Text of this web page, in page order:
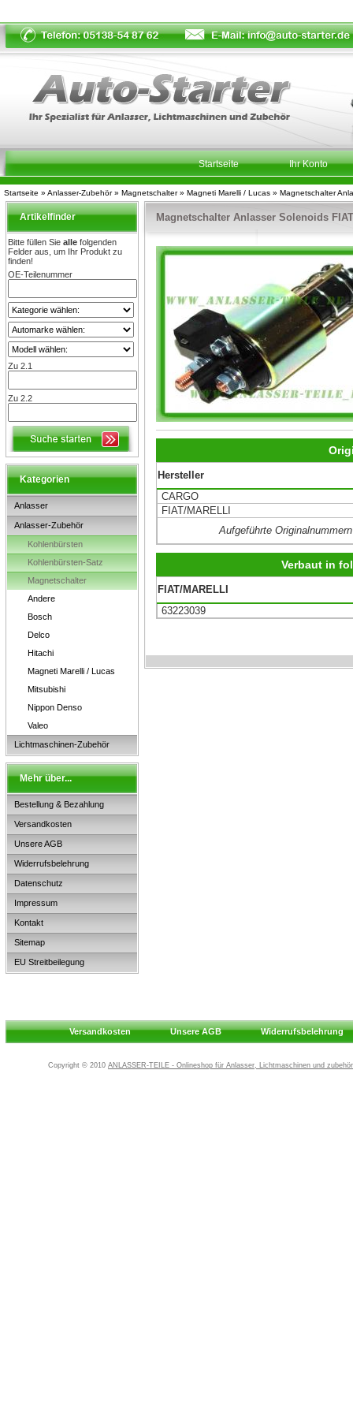
Startseite » Anlasser-Zubehör» Magnetschalter» Magneti Marelli / Lucas » Magnetschalter
Startseite Ihr Konto
Artikelfinder
Bitte füllen Sie alle folgenden
Felder aus, um Ihr Produkt zu
finden!
OE-Teilenummer
Zu 2.1
Zu 2.2
Kategorien
Anlasser
Anlasser-Zubehör
Kohlenbürsten
Kohlenbürsten-Satz
Magnetschalter
Andere
Bosch
Delco
Hitachi
Magneti Marelli / Lucas
Mitsubishi
Nippon Denso
Valeo
Lichtmaschinen-Zubehör
Mehr über...
Bestellung & Bezahlung
Versandkosten
Unsere AGB
Widerrufsbelehrung
Datenschutz
Impressum
Kontakt
Sitemap
EU Streitbeilegung
Magnetschalter Anlasser Solenoids
Hersteller
Aufgeführte
CARGO
FIAT/MARELLI
Verbaut in
FIAT/MARELLI
63223039
Versandkosten Unsere AGB Widerrufsbelehrung
Copyright © 2010 ANLASSER-TEILE - Onlineshop für Anlasser, Lichtmaschinen und zubehör